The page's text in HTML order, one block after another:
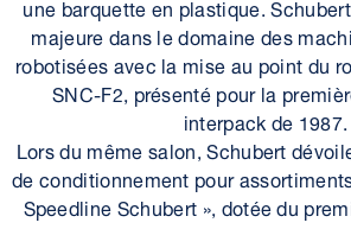
majeure dans le domaine des
robotisées avec la mise au point du
SNC-F2, présenté pour la
interpack de 1987.
Lors du même salon, Schubert
de conditionnement pour
Speedline Schubert », dotée du